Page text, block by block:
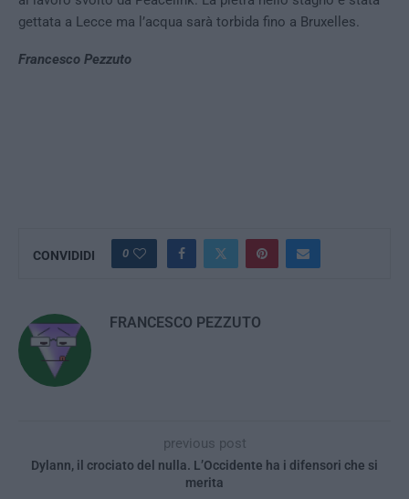
gettata a Lecce ma l’acqua sarà torbida fino a Bruxelles.
Francesco Pezzuto
CONVIDIDI 0
FRANCESCO PEZZUTO
previous post
Dylann, il crociato del nulla. L’Occidente ha i difensori che si
merita